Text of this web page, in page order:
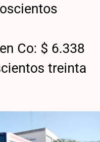
Co: $ 6.338
treinta